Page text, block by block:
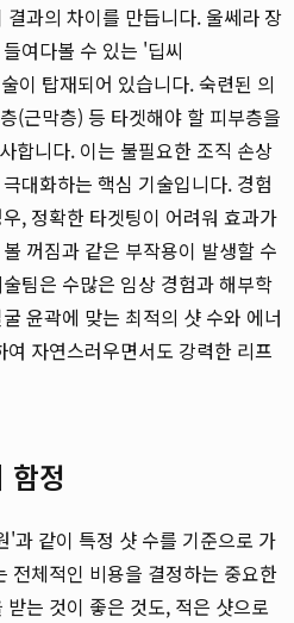
과의 차이를 만듭니다. 울쎄라 장
여다볼 수 있는 '딥씨
이 탑재되어 있습니다. 숙련된 의
(근막층) 등 타겟해야 할 피부층을
합니다. 이는 불필요한 조직 손상
대화하는 핵심 기술입니다. 경험
, 정확한 타겟팅이 어려워 효과가
꺼짐과 같은 부작용이 발생할 수
팀은 수많은 임상 경험과 해부학
윤곽에 맞는 최적의 샷 수와 에너
자연스러우면서도 강력한 리프
함정
과 같이 특정 샷 수를 기준으로 가
전체적인 비용을 결정하는 중요한
는 것이 좋은 것도, 적은 샷으로